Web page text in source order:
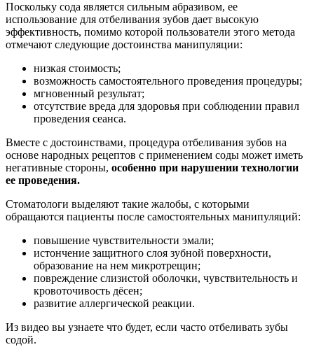
Поскольку сода является сильным абразивом, ее
использование для отбеливания зубов дает высокую
эффективность, помимо которой пользователи этого метода
отмечают следующие достоинства манипуляции:
низкая стоимость;
возможность самостоятельного проведения процедуры;
мгновенный результат;
отсутствие вреда для здоровья при соблюдении правил
проведения сеанса.
Вместе с достоинствами, процедура отбеливания зубов на
основе народных рецептов с применением соды может иметь
негативные стороны, особенно при нарушении технологии
ее проведения.
Стоматологи выделяют такие жалобы, с которыми
обращаются пациенты после самостоятельных манипуляций:
повышение чувствительности эмали;
истончение защитного слоя зубной поверхности,
образование на нем микротрещин;
повреждение слизистой оболочки, чувствительность и
кровоточивость дёсен;
развитие аллергической реакции.
Из видео вы узнаете что будет, если часто отбеливать зубы
содой.